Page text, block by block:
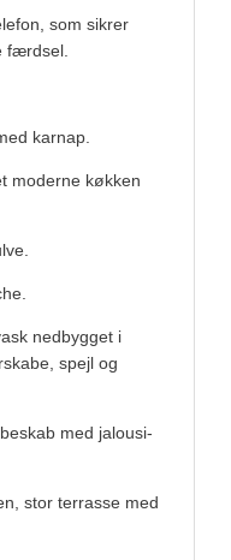
som sikrer
færdsel.
karnap.
moderne køkken
nedbygget i
spejl og
med jalousi-
stor terrasse med